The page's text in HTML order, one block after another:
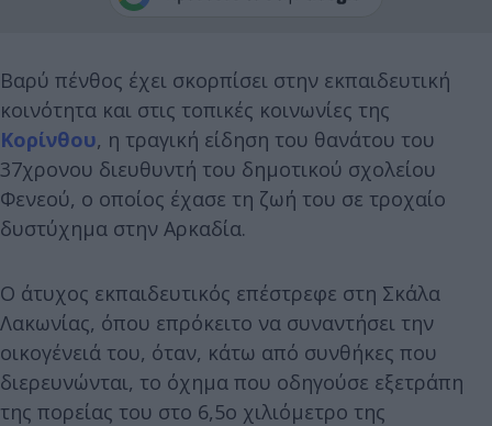
Βαρύ πένθος έχει σκορπίσει στην εκπαιδευτική
κοινότητα και στις τοπικές κοινωνίες της
Κορίνθου, η τραγική είδηση του θανάτου του
37χρονου διευθυντή του δημοτικού σχολείου
Φενεού, ο οποίος έχασε τη ζωή του σε τροχαίο
δυστύχημα στην Αρκαδία.
Ο άτυχος εκπαιδευτικός επέστρεφε στη Σκάλα
Λακωνίας, όπου επρόκειτο να συναντήσει την
οικογένειά του, όταν, κάτω από συνθήκες που
διερευνώνται, το όχημα που οδηγούσε εξετράπη
της πορείας του στο 6,5ο χιλιόμετρο της